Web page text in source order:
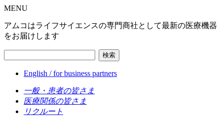
MENU
アムコはライフサイエンスの専門商社として最新の医療機器
をお届けします
検索
English / for business partners
一般・患者の皆さま
医療関係の皆さま
リクルート